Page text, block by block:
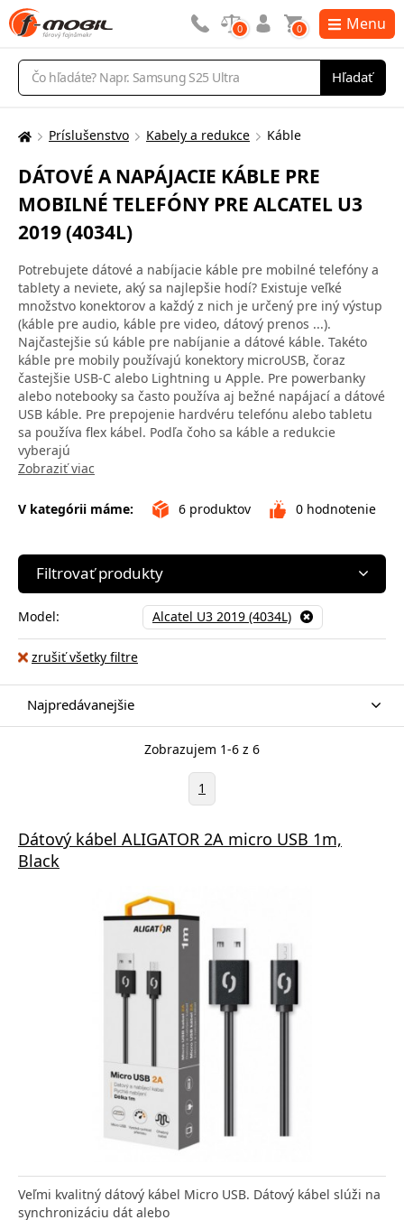
Vyhľadávanie
Hľadať
0 0 Menu
Tu
nachádzate:
Príslušenstvo Kabely a redukce Káble
DÁTOVÉ A NAPÁJACIE KÁBLE PRE
MOBILNÉ TELEFÓNY PRE ALCATEL U3
2019 (4034L)
Potrebujete dátové a nabíjacie káble pre mobilné telefóny a
tablety a neviete, aký sa najlepšie hodí? Existuje veľké
množstvo konektorov a každý z nich je určený pre iný výstup
(káble pre audio, káble pre video, dátový prenos ...).
Najčastejšie sú káble pre nabíjanie a dátové káble. Takéto
káble pre mobily používajú konektory microUSB, čoraz
častejšie USB-C alebo Lightning u Apple. Pre powerbanky
alebo notebooky sa často používa aj bežné napájací a dátové
USB káble. Pre prepojenie hardvéru telefónu alebo tabletu
sa používa flex kábel. Podľa čoho sa káble a redukcie
vyberajú
Zobraziť viac
V kategórii máme: 6 produktov 0 hodnotenie
Filtrovať produkty
Model: Alcatel U3 2019 (4034L)
zrušiť všetky filtre
Najpredávanejšie
Zobrazujem 1-6 z 6
1
Dátový kábel ALIGATOR 2A micro USB 1m,
Black
Veľmi kvalitný dátový kábel Micro USB. Dátový kábel slúži na
synchronizáciu dát alebo